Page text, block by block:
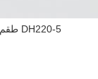
DH220-5 طقم ختم ذراع أسطوانة دايو